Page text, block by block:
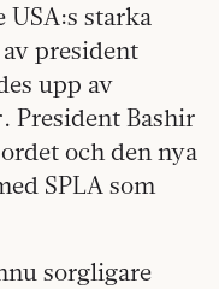
USA:s starka
president
upp av
President Bashir
och den nya
SPLA som
sorgligare